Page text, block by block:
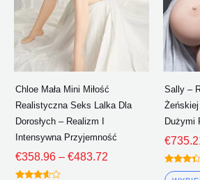
Chloe Mała Mini Miłość
Realistyczna Seks Lalka Dla
Dorosłych – Realizm I
Intensywna Przyjemność
€358.96 – €483.72
Opcje
można
wybrać
na
produktu
Sally –
Żeńskiej
Dużymi
€